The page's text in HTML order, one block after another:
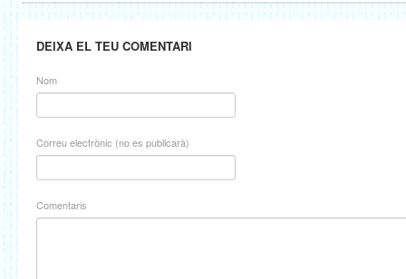
DEIXA EL TEU COMENTARI
Nom
Correu electrònic (no es publicarà)
Comentaris